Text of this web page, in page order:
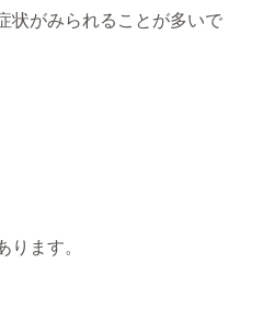
状がみられることが多いで
ます。